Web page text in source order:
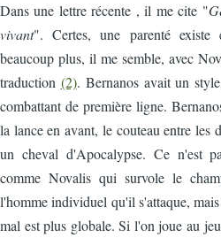
Dans une lettre récente , il me cite "
vivant". Certes, une parenté existe
beaucoup plus, il me semble, avec
traduction (2). Bernanos avait un
combattant de première ligne.
la lance en avant, le couteau entre les
un cheval d'Apocalypse. Ce n'est
comme Novalis qui survole le
l'homme individuel qu'il s'attaque,
mal est plus globale. Si l'on joue au